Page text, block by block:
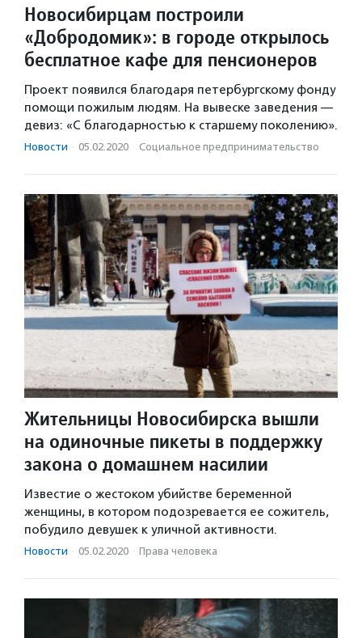
Новосибирцам построили
«Добродомик»: в городе открылось
бесплатное кафе для пенсионеров
Проект появился благодаря петербургскому фонду
помощи пожилым людям. На вывеске заведения —
девиз: «С благодарностью к старшему поколению».
Новости · 05.02.2020 · Социальное предпри­нима­тель­ство
Жительницы Новосибирска вышли
на одиночные пикеты в поддержку
закона о домашнем насилии
Известие о жестоком убийстве беременной
женщины, в котором подозревается ее сожитель,
побудило девушек к уличной активности.
Новости · 05.02.2020 · Права человека